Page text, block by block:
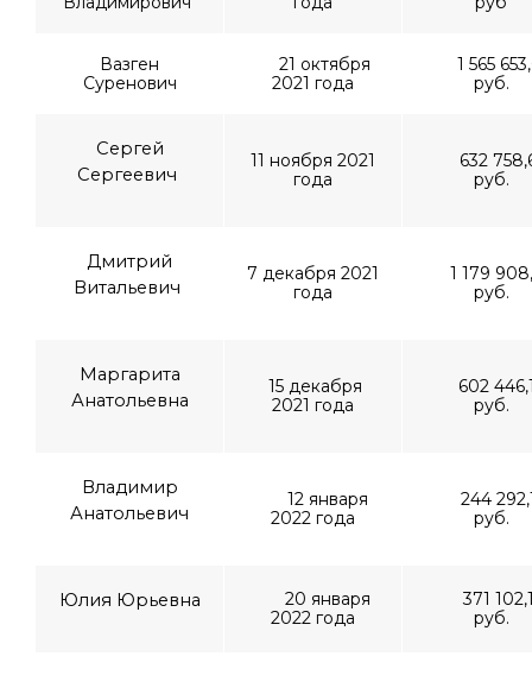
Вазген
Суренович
21 октября
2021 года
1 565
руб.
Сергей
Сергеевич
11 ноября 2021
года
632
руб.
Дмитрий
Витальевич
7 декабря 2021
года
1 179
руб.
Маргарита
Анатольевна
15 декабря
2021 года
602
руб.
Владимир
Анатольевич
12 января
2022 года
244
руб.
Юлия Юрьевна
20 января
2022 года
371
руб.